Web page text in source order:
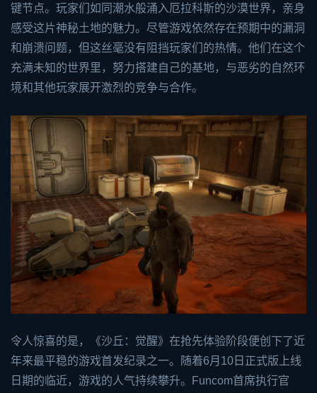
键节点。玩家们如同潮水般涌入厄拉科斯的沙漠世界，亲身
感受这片神秘土地的魅力。尽管游戏依然存在预期中的漏洞
和崩溃问题，但这丝毫没有阻挡玩家们的热情。他们在这个
充满未知的世界里，努力搭建自己的基地，与恶劣的自然环
境和其他玩家展开激烈的竞争与合作。
令人惊喜的是，《沙丘：觉醒》在抢先体验阶段便创下了近
年来最平稳的游戏首发纪录之一。随着6月10日正式版上线
日期的临近，游戏的人气持续攀升。Funcom首席执行官